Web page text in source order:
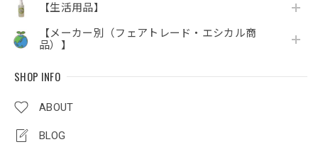
【生活用品】
【メーカー別（フェアトレード・エシカル商
品）】
SHOP INFO
ABOUT
BLOG